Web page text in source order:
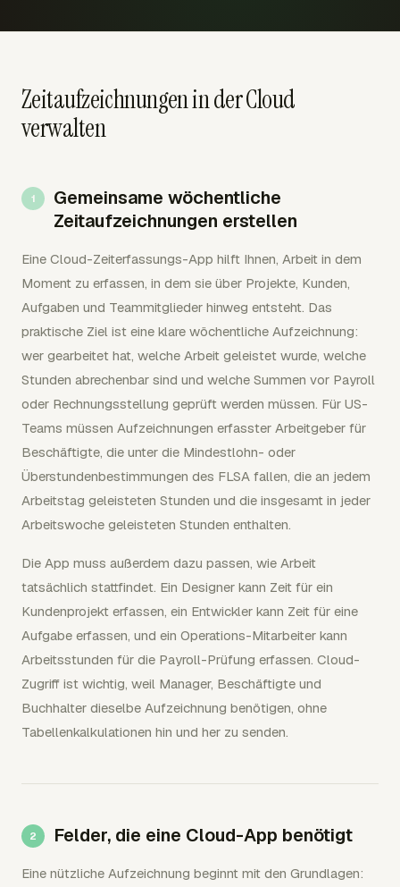
Zeitaufzeichnungen in der Cloud
verwalten
Gemeinsame wöchentliche
Zeitaufzeichnungen erstellen
Eine Cloud-Zeiterfassungs-App hilft Ihnen, Arbeit in dem
Moment zu erfassen, in dem sie über Projekte, Kunden,
Aufgaben und Teammitglieder hinweg entsteht. Das
praktische Ziel ist eine klare wöchentliche Aufzeichnung:
wer gearbeitet hat, welche Arbeit geleistet wurde, welche
Stunden abrechenbar sind und welche Summen vor Payroll
oder Rechnungsstellung geprüft werden müssen. Für US-
Teams müssen Aufzeichnungen erfasster Arbeitgeber für
Beschäftigte, die unter die Mindestlohn- oder
Überstundenbestimmungen des FLSA fallen, die an jedem
Arbeitstag geleisteten Stunden und die insgesamt in jeder
Arbeitswoche geleisteten Stunden enthalten.
Die App muss außerdem dazu passen, wie Arbeit
tatsächlich stattfindet. Ein Designer kann Zeit für ein
Kundenprojekt erfassen, ein Entwickler kann Zeit für eine
Aufgabe erfassen, und ein Operations-Mitarbeiter kann
Arbeitsstunden für die Payroll-Prüfung erfassen. Cloud-
Zugriff ist wichtig, weil Manager, Beschäftigte und
Buchhalter dieselbe Aufzeichnung benötigen, ohne
Tabellenkalkulationen hin und her zu senden.
Felder, die eine Cloud-App benötigt
Eine nützliche Aufzeichnung beginnt mit den Grundlagen: